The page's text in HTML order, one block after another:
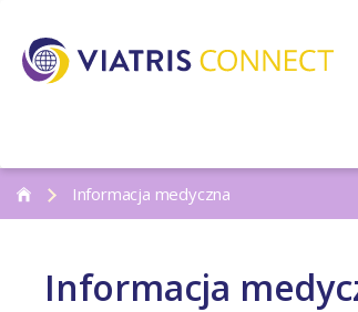
Informacja medyczna
Informacja